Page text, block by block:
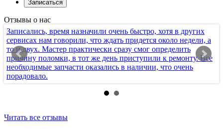
Отзывы о нас
Записались, время назначили очень быстро, хотя в других
сервисах нам говорили, что ждать придется около недели, а
то и двух. Мастер практически сразу смог определить
причину поломки, в тот же день приступили к ремонту. Все
необходимые запчасти оказались в наличии, что очень
порадовало.
Читать все отзывы